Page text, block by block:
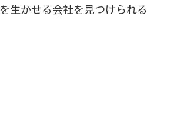
生かせる会社を見つけられる